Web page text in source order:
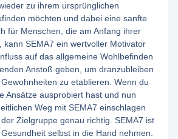
zu ihrem ursprünglichen
möchten und dabei eine sanfte
für Menschen, die am Anfang ihrer
kann SEMA7 ein wertvoller Motivator
auf das allgemeine Wohlbefinden
Anstoß geben, um dranzubleiben
zu etablieren. Wenn du
Ansätze ausprobiert hast und nun
Weg mit SEMA7 einschlagen
Zielgruppe genau richtig. SEMA7 ist
selbst in die Hand nehmen.